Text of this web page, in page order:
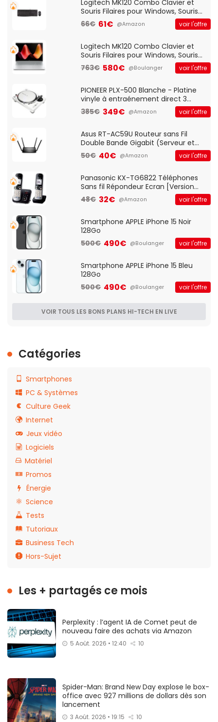
Logitech MK120 Combo Clavier et
Souris Filaires pour Windows, Souris
Optique Filaire, Connexion USB Plug
And Play, Confortable, Taille
QWERTY UK - Noir
66€ 61€ @Amazon voir l'offre
Logitech MK120 Combo Clavier et
Souris Filaires pour Windows, Souris
Optique Filaire, Connexion USB Plug
And Play, Confortable, Taille
QWERTY UK - Noir
763€ 580€ @Boulanger voir l'offre
PIONEER PLX-500 Blanche - Platine
vinyle à entraénement direct 3
vitesses (33-45-78 trs/min) avec
pre-ampli intégré et port USB
385€ 349€ @Amazon voir l'offre
Asus RT-AC59U Routeur sans Fil
Double Bande Gigabit (Serveur et
Client VPN, Triple Vlan, Mode Point
d'accès et Bridge, contrôle Parental,
50€ 40€ @Amazon voir l'offre
Panasonic KX-TG6822 Téléphones
Sans fil Répondeur Ecran [Version
Française]
48€ 32€ @Amazon voir l'offre
Smartphone APPLE iPhone 15 Noir
128Go
500€ 490€ @Boulanger voir l'offre
Smartphone APPLE iPhone 15 Bleu
128Go
500€ 490€ @Boulanger voir l'offre
VOIR TOUS LES BONS PLANS HI-TECH EN LIVE
Catégories
Smartphones
PC & Systèmes
Culture Geek
Internet
Jeux vidéo
Logiciels
Matériel
Promos
Énergie
Science
Tests
Tutoriaux
Business Tech
Hors-Sujet
Les + partagés ce mois
Perplexity : l’agent IA de Comet peut de
nouveau faire des achats via Amazon
5 Août. 2026 • 12:40 10
Spider-Man: Brand New Day explose le box-
office avec 927 millions de dollars dès son
lancement
3 Août. 2026 • 19:15 10